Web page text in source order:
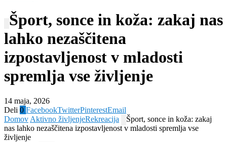
Šport, sonce in koža: zakaj nas
lahko nezaščitena
izpostavljenost v mladosti
spremlja vse življenje
14 maja, 2026
Deli 0 FacebookTwitterPinterestEmail
Domov Aktivno življenjeRekreacija
Šport, sonce in koža: zakaj
nas lahko nezaščitena izpostavljenost v mladosti spremlja vse
življenje